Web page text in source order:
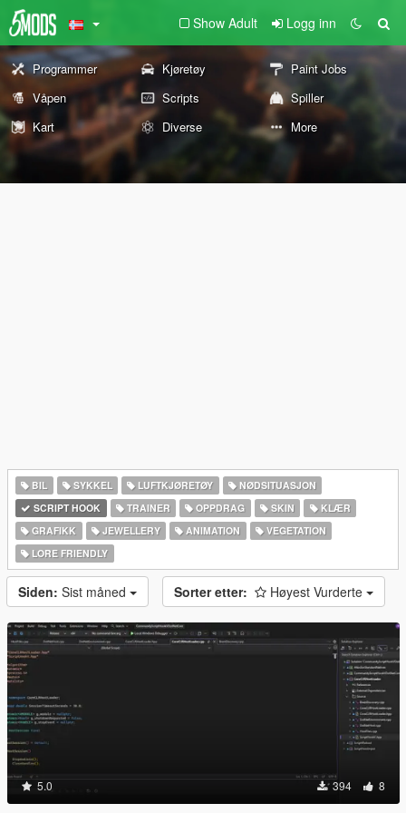
Show Adult Logg inn
Programmer Kjøretøy
Paint Jobs
Våpen
Scripts
Spiller
Kart
Diverse More
BIL SYKKEL LUFTKJØRETØY
NØDSITUASJON
SCRIPT HOOK
TRAINER OPPDRAG SKIN
KLÆR
GRAFIKK
JEWELLERY ANIMATION
VEGETATION
LORE FRIENDLY
Siden: Sist måned Sorter etter: Høyest Vurderte
5.0 394 8